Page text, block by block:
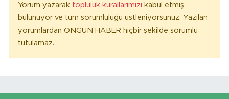
Yorum yazarak topluluk kurallarımızı kabul etmiş
bulunuyor ve tüm sorumluluğu üstleniyorsunuz. Yazılan
yorumlardan ONGUN HABER hiçbir şekilde sorumlu
tutulamaz.